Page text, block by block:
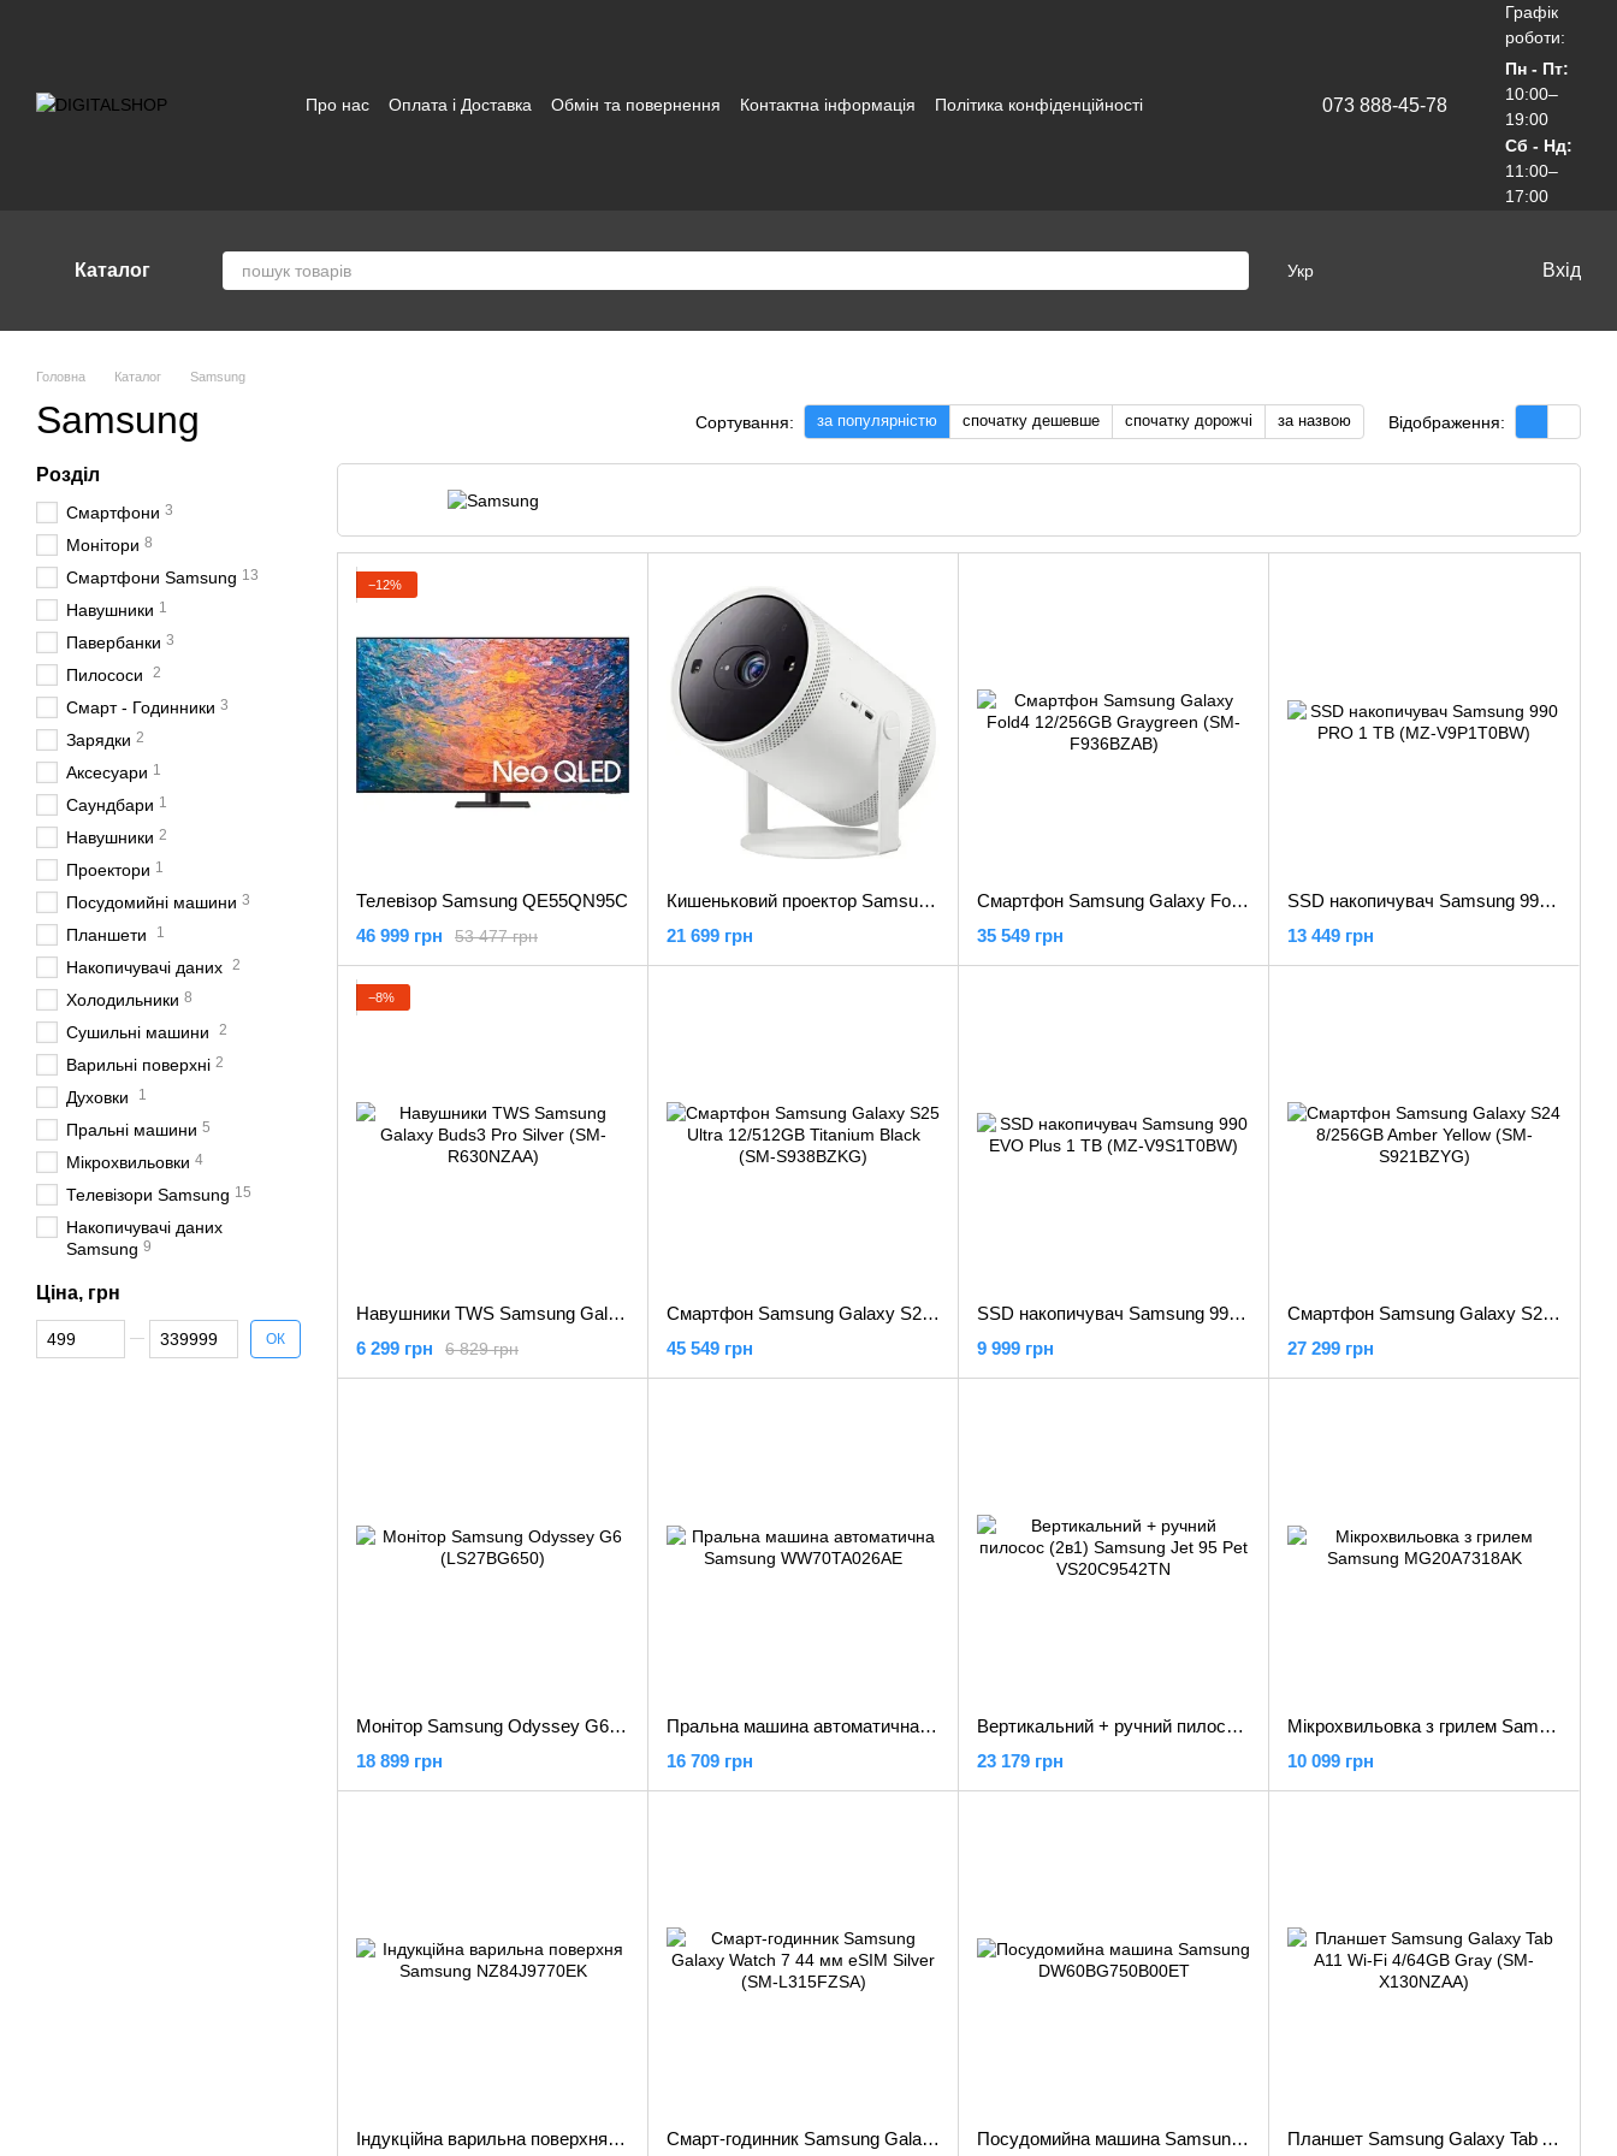
Про нас Оплата і Доставка Обмін та повернення Контактна інформація
Політика конфіденційності
073 888-45-78
Графік
роботи:
Пн - Пт:
10:00–
19:00
Сб - Нд:
11:00–
17:00
Каталог Укр Вхід
Головна Каталог Samsung
Samsung Сортування: за популярністю спочатку дешевше спочатку дорожчі за назвою Відображення:
−12%
Телевізор Samsung QE55QN95C
53 477 грн
46 999 грн
Кишеньковий проектор Samsung The Freestyle 2nd Gen (SP-LFF3CL)
21 699 грн
Смартфон Samsung Galaxy Fold4 12/256GB Graygreen (SM-F936BZAB)
35 549 грн
SSD накопичувач Samsung 990 PRO 1 TB (MZ-V9P1T0BW)
13 449 грн
−8%
Навушники TWS Samsung Galaxy Buds3 Pro Silver (SM-R630NZAA)
6 829 грн
6 299 грн
Смартфон Samsung Galaxy S25 Ultra 12/512GB Titanium Black (SM-S938BZKG)
45 549 грн
SSD накопичувач Samsung 990 EVO Plus 1 TB (MZ-V9S1T0BW)
9 999 грн
Смартфон Samsung Galaxy S24 8/256GB Amber Yellow (SM-S921BZYG)
27 299 грн
Монітор Samsung Odyssey G6 (LS27BG650)
18 899 грн
Пральна машина автоматична Samsung WW70TA026AE
16 709 грн
Вертикальний + ручний пилосос (2в1) Samsung Jet 95 Pet VS20C9542TN
23 179 грн
Мікрохвильовка з грилем Samsung MG20A7318AK
10 099 грн
Індукційна варильна поверхня Samsung NZ84J9770EK Смарт-годинник Samsung Galaxy Watch 7 44 мм eSIM Silver (SM-L315FZSA) Посудомийна машина Samsung DW60BG750B00ET Планшет Samsung Galaxy Tab A11 Wi-Fi 4/64GB Gray (SM-X130NZAA)
Розділ
Смартфони 3
Монітори 8
Смартфони Samsung 13
Навушники 1
Павербанки 3
Пилососи 2
Смарт - Годинники 3
Зарядки 2
Аксесуари 1
Саундбари 1
Навушники 2
Проектори 1
Посудомийні машини 3
Планшети 1
Накопичувачі даних 2
Холодильники 8
Сушильні машини 2
Варильні поверхні 2
Духовки 1
Пральні машини 5
Мікрохвильовки 4
Телевізори Samsung 15
Накопичувачі даних
Samsung 9
Ціна, грн
Від Ціна, грн
До Ціна, грн ОК